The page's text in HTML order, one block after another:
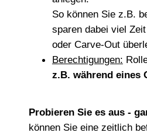
So können Sie z.B.
sparen dabei viel
oder Carve-Out
Berechtigungen:
z.B. während eines
Probieren Sie es aus -
können Sie eine zeitlich